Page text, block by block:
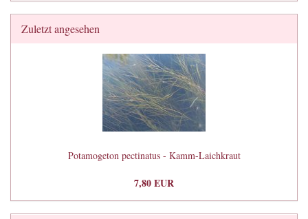
Zuletzt angesehen
Potamogeton pectinatus - Kamm-Laichkraut
7,80 EUR